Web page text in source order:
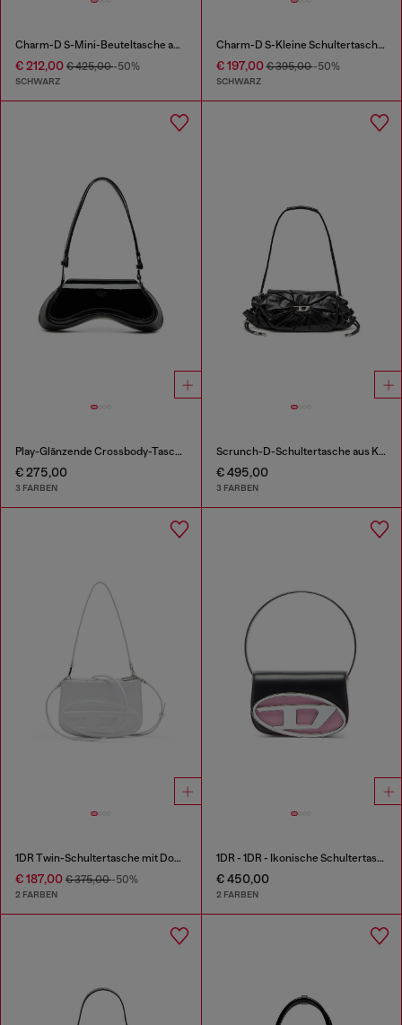
Charm-D S-Mini-Beuteltasche aus behandeltem, gestepptem Denim
€ 212,00 € 425,00-50%
SCHWARZ
Charm-D S-Kleine Schultertasche aus gestepptem Nylon
€ 197,00€ 395,00-50%
SCHWARZ
Play-Glänzende Crossbody-Tasche
€ 275,00
3 FARBEN
Scrunch-D-Schultertasche aus Knitter-Leder
€ 495,00
3 FARBEN
1DR Twin-Schultertasche mit Doppelbeutel aus bedrucktem Leder
€ 187,00 € 375,00-50%
2 FARBEN
1DR - 1DR - Ikonische Schultertasche aus Nappa-Leder
€ 450,00
2 FARBEN